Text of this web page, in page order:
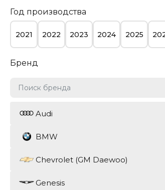
Год производства
2021 2022 2023 2024 2025
Бренд
Audi
BMW
Chevrolet (GM Daewoo)
Genesis